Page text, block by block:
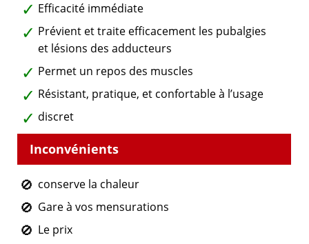
Efficacité immédiate
Prévient et traite efficacement les pubalgies
et lésions des adducteurs
Permet un repos des muscles
Résistant, pratique, et confortable à l’usage
discret
conserve la chaleur
Gare à vos mensurations
Le prix